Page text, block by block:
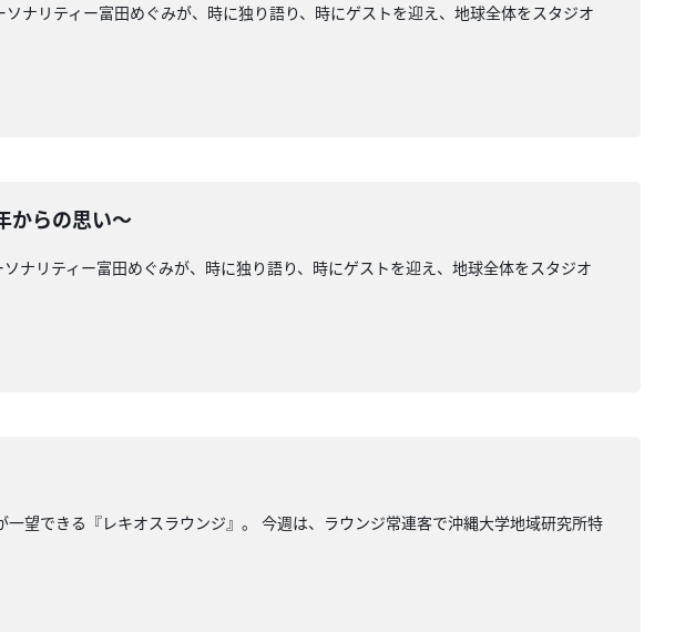
リティー富田めぐみが、時に独り語り、時にゲストを迎え、地球全体をスタジオ
からの思い～
リティー富田めぐみが、時に独り語り、時にゲストを迎え、地球全体をスタジオ
できる『レキオスラウンジ』。 今週は、ラウンジ常連客で沖縄大学地域研究所特